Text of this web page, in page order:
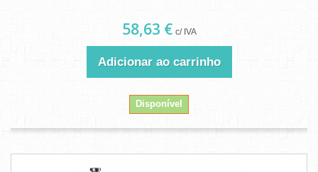
58,63 € c/ IVA
Adicionar ao carrinho
Disponível